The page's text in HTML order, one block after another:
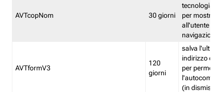
AVTcopNom 30 giorni
tecnologia
per
all'utente
navigazione
AVTformV3
120
giorni
salva l'ultimo
indirizzo di
per
(in